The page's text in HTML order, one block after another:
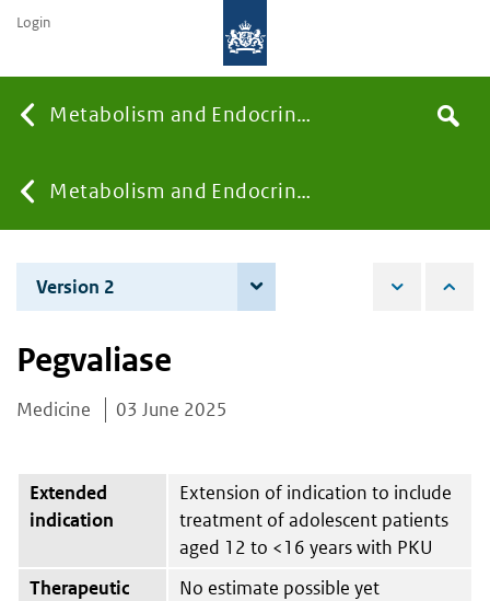
Metabolism and Endocrinology
You
are
here:
Metabolism and Endocrinology
the
Search
Login
Version 2
Pegvaliase
Medicine 03 June 2025
Extended
indication
Extension of indication to include
treatment of adolescent patients
aged 12 to <16 years with PKU
Therapeutic
No estimate possible yet